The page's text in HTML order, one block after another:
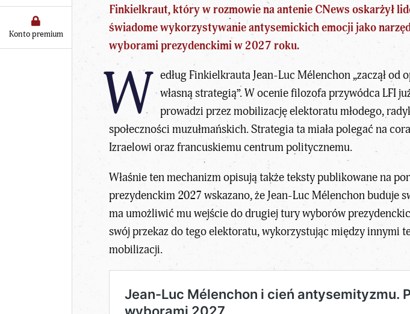
Konto premium
Finkielkraut, który w rozmowie na antenie CNews oskarżył
świadome wykorzystywanie antysemickich emocji jako
wyborami prezydenckimi w 2027 roku.
W edług Finkielkrauta Jean-Luc Mélenchon„zaczął od
własną strategią”. W ocenie filozofa przywódca LFI
prowadzi przez mobilizację elektoratu młodego,
społeczności muzułmańskich. Strategia ta miała polegać na
Izraelowi oraz francuskiemu centrum politycznemu.
Właśnie ten mechanizm opisują także teksty publikowane na
prezydenckim 2027 wskazano, że Jean-Luc Mélenchon buduje
ma umożliwić mu wejście do drugiej tury wyborów
swój przekaz do tego elektoratu, wykorzystując między
mobilizacji.